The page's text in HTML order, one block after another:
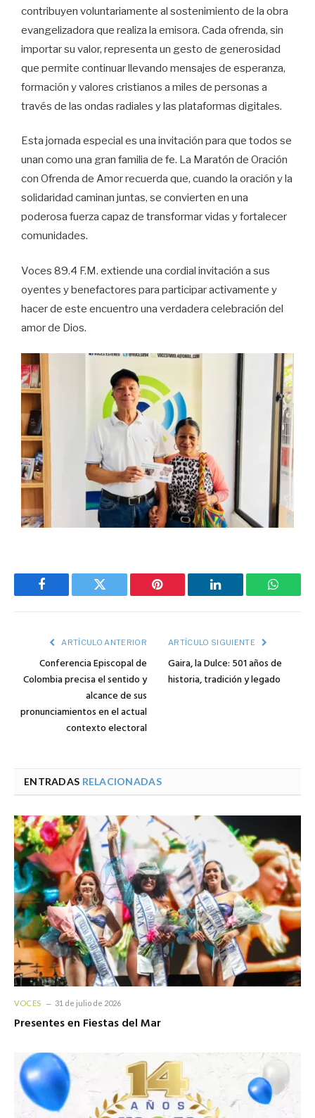
contribuyen voluntariamente al sostenimiento de la obra
evangelizadora que realiza la emisora. Cada ofrenda, sin
importar su valor, representa un gesto de generosidad
que permite continuar llevando mensajes de esperanza,
formación y valores cristianos a miles de personas a
través de las ondas radiales y las plataformas digitales.
Esta jornada especial es una invitación para que todos se
unan como una gran familia de fe. La Maratón de Oración
con Ofrenda de Amor recuerda que, cuando la oración y la
solidaridad caminan juntas, se convierten en una
poderosa fuerza capaz de transformar vidas y fortalecer
comunidades.
Voces 89.4 F.M. extiende una cordial invitación a sus
oyentes y benefactores para participar activamente y
hacer de este encuentro una verdadera celebración del
amor de Dios.
Facebook Twitter Pinterest LinkedIn
ARTÍCULO ANTERIOR
Conferencia Episcopal de
Colombia precisa el sentido y
alcance de sus
pronunciamientos en el actual
contexto electoral
ARTÍCULO SIGUIENTE
Gaira, la Dulce: 501 años de
historia, tradición y legado
ENTRADAS RELACIONADAS
VOCES 31 de julio de 2026
Presentes en Fiestas del Mar